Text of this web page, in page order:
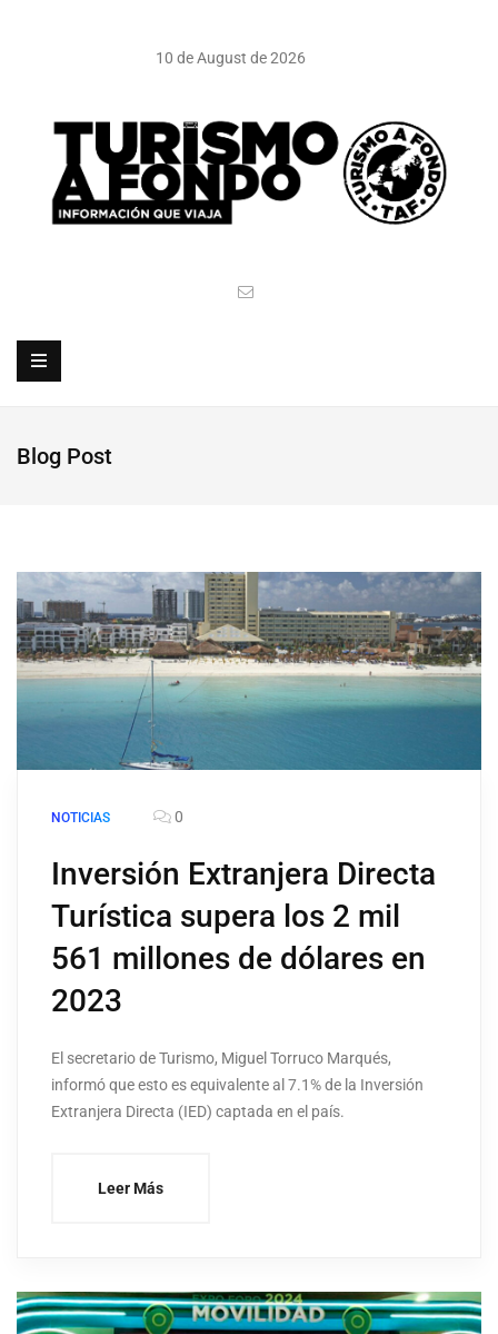
10 de August de 2026
Blog Post
NOTICIAS 0
Inversión Extranjera Directa
Turística supera los 2 mil
561 millones de dólares en
2023
El secretario de Turismo, Miguel Torruco Marqués,
informó que esto es equivalente al 7.1% de la Inversión
Extranjera Directa (IED) captada en el país.
Leer Más